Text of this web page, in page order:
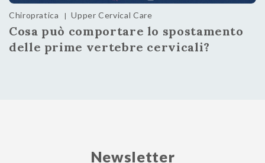
Chiropratica | Upper Cervical Care
Cosa può comportare lo spostamento
delle prime vertebre cervicali?
Newsletter